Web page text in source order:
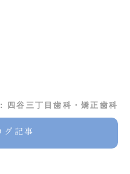
四谷三丁目歯科・矯正歯科
グ記事